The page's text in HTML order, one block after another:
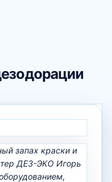
запах краски и
ДЕЗ-ЭКО Игорь